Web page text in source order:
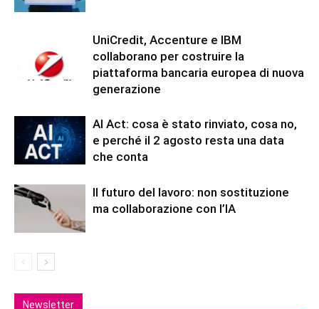
UniCredit, Accenture e IBM
collaborano per costruire la
piattaforma bancaria europea di nuova
generazione
AI Act: cosa è stato rinviato, cosa no,
e perché il 2 agosto resta una data
che conta
Il futuro del lavoro: non sostituzione
ma collaborazione con l’IA
Newsletter